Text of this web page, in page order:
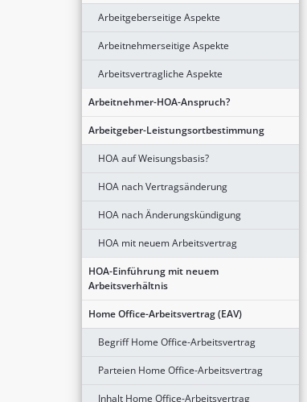
Arbeitgeberseitige Aspekte
Arbeitnehmerseitige Aspekte
Arbeitsvertragliche Aspekte
Arbeitnehmer-HOA-Anspruch?
Arbeitgeber-Leistungsortbestimmung
HOA auf Weisungsbasis?
HOA nach Vertragsänderung
HOA nach Änderungskündigung
HOA mit neuem Arbeitsvertrag
HOA-Einführung mit neuem
Arbeitsverhältnis
Home Office-Arbeitsvertrag (EAV)
Begriff Home Office-Arbeitsvertrag
Parteien Home Office-Arbeitsvertrag
Inhalt Home Office-Arbeitsvertrag